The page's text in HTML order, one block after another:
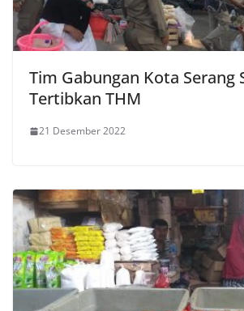
Tim Gabungan Kota Serang
Tertibkan THM
21 Desember 2022